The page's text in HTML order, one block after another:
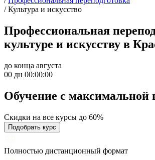
/ Культура и искусство
Профессиональная
культуре и искусству в
до конца августа
00 дн 00:00:00
Обучение с максимальной
Скидки на все курсы до 60%
Подобрать курс
Полностью дистанционный формат